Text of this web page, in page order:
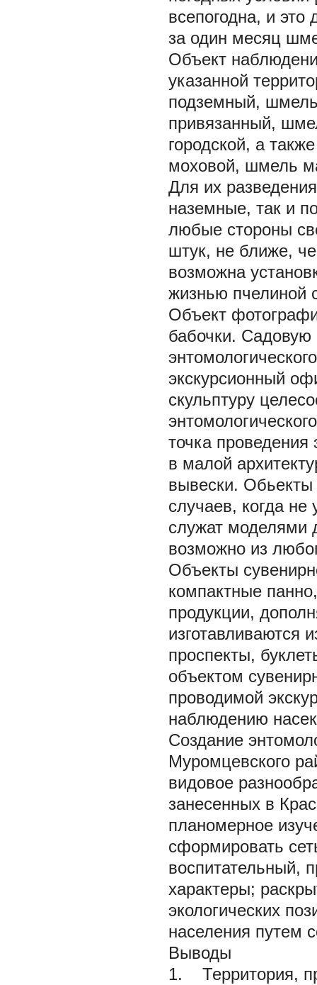
всепогодна, и
за один месяц
Объект
указанной
подземный,
привязанный,
городской, а
моховой, шмель
Для их
наземные, так и
любые стороны
штук, не ближе,
возможна
жизнью пчелиной
Объект
бабочки. Садовую
экскурсионный
скульптуру
точка
в малой
вывески. Обьекты
случаев, когда
служат моделями
возможно из
Объекты
компактные
продукции,
изготавливаются
проспекты,
объектом
проводимой
наблюдению
Создание
Муромцевского
видовое
занесенных в
планомерное
сформировать
воспитательный,
характеры;
экологических
населения путем
Выводы
1. Территория,